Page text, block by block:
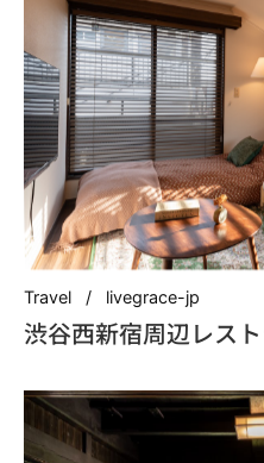
Travel livegrace-jp
渋谷西新宿周辺レス